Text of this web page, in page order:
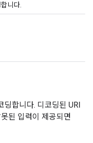
니다.
딩합니다. 디코딩된 URI
된 입력이 제공되면